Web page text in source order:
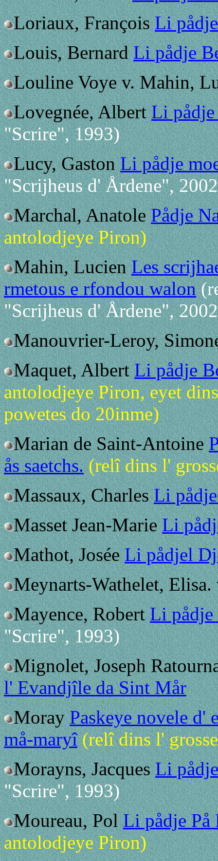
Loriaux, FrançoisLi
Louis, BernardLi pådje
Louline Voye v. Mahin,
Lovegnée, AlbertLi
"Scrire", 1993)
Lucy, GastonLi pådje
"Scrijheus d' Årdene",
Marchal, AnatolePådje
antolodjeye Piron)
Mahin, LucienLes
rmetous e rfondou walon
"Scrijheus d' Årdene",
Manouvrier-Leroy,
Maquet, AlbertLi pådje
antolodjeye Piron, eyet
powetes do 20inme)
Marian de Saint-Antoine
ås saetchs. (relî dins l'
Massaux, CharlesLi
Masset Jean-MarieLi
Mathot, JoséeLi pådjel
Meynarts-Wathelet, Elisa.
Mayence, RobertLi pådje
"Scrire", 1993)
Mignolet, Joseph
l' Evandjîle da Sint Mår
MorayPaskeye novele d'
må-maryî (relî dins l'
Morayns, JacquesLi
"Scrire", 1993)
Moureau, PolLi pådje På
antolodjeye Piron)